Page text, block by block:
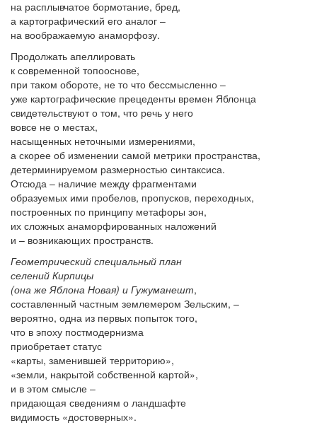
на расплывчатое бормотание, бред,
а картографический его аналог –
на воображаемую анаморфозу.
Продолжать апеллировать
к современной топооснове,
при таком обороте, не то что бессмысленно –
уже картографические прецеденты времен Яблонца
свидетельствуют о том, что речь у него
вовсе не о местах,
насыщенных неточными измерениями,
а скорее об изменении самой метрики пространства,
детерминируемом размерностью синтаксиса.
Отсюда – наличие между фрагментами
образуемых ими пробелов, пропусков, переходных,
построенных по принципу метафоры зон,
их сложных анаморфированных наложений
и – возникающих пространств.
Геометрический специальный план
селений Кирпицы
(она же Яблона Новая) и Гужуманешт,
составленный частным землемером Зельским, –
вероятно, одна из первых попыток того,
что в эпоху постмодернизма
приобретает статус
«карты, заменившей территорию»,
«земли, накрытой собственной картой»,
и в этом смысле –
придающая сведениям о ландшафте
видимость «достоверных».